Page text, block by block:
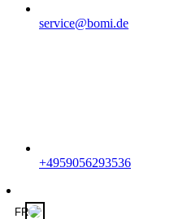
service@bomi.de
+4959056293536
FR